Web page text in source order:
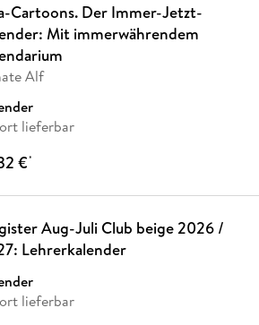
Cartoons. Der Immer-Jetzt-
Mit immerwährendem
Alf
lieferbar
€*
Aug-Juli Club beige 2026 /
Lehrerkalender
lieferbar